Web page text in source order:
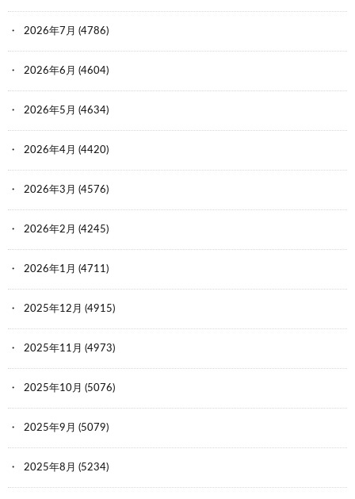
2026年7月 (4786)
2026年6月 (4604)
2026年5月 (4634)
2026年4月 (4420)
2026年3月 (4576)
2026年2月 (4245)
2026年1月 (4711)
2025年12月 (4915)
2025年11月 (4973)
2025年10月 (5076)
2025年9月 (5079)
2025年8月 (5234)